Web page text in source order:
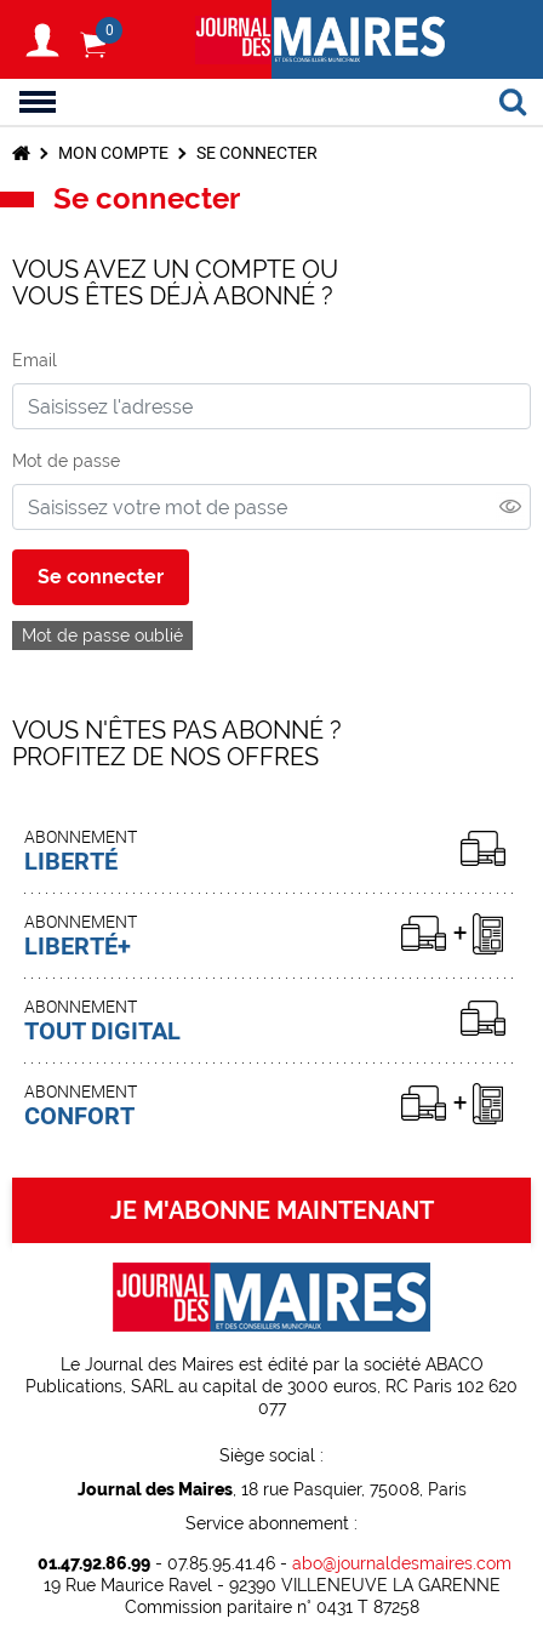
0
MON COMPTE SE CONNECTER
Se connecter
VOUS AVEZ UN COMPTE OU
VOUS ÊTES DÉJÀ ABONNÉ ?
Email
Mot de passe
Se connecter
Mot de passe oublié
VOUS N'ÊTES PAS ABONNÉ ?
PROFITEZ DE NOS OFFRES
ABONNEMENT
LIBERTÉ
ABONNEMENT
LIBERTÉ+
ABONNEMENT
TOUT DIGITAL
ABONNEMENT
CONFORT
JE M'ABONNE MAINTENANT
Le Journal des Maires est édité par la société ABACO
Publications, SARL au capital de 3000 euros, RC Paris 102 620
077
Siège social :
Journal des Maires, 18 rue Pasquier, 75008, Paris
Service abonnement :
01.47.92.86.99- 07.85.95.41.46 - abo@journaldesmaires.com
19 Rue Maurice Ravel - 92390 VILLENEUVE LA GARENNE
Commission paritaire n° 0431 T 87258